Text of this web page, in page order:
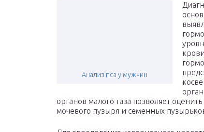
Анализ пса у мужчин
органов малого таза позволяет
мочевого пузыря и семенных